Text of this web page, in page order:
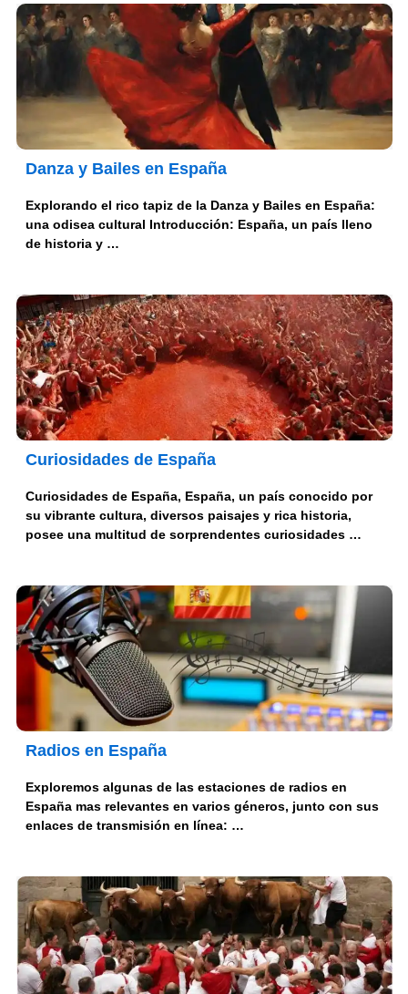
Danza y Bailes en España
Explorando el rico tapiz de la Danza y Bailes en España:
una odisea cultural Introducción: España, un país lleno
de historia y …
Curiosidades de España
Curiosidades de España, España, un país conocido por
su vibrante cultura, diversos paisajes y rica historia,
posee una multitud de sorprendentes curiosidades …
Radios en España
Exploremos algunas de las estaciones de radios en
España mas relevantes en varios géneros, junto con sus
enlaces de transmisión en línea: …